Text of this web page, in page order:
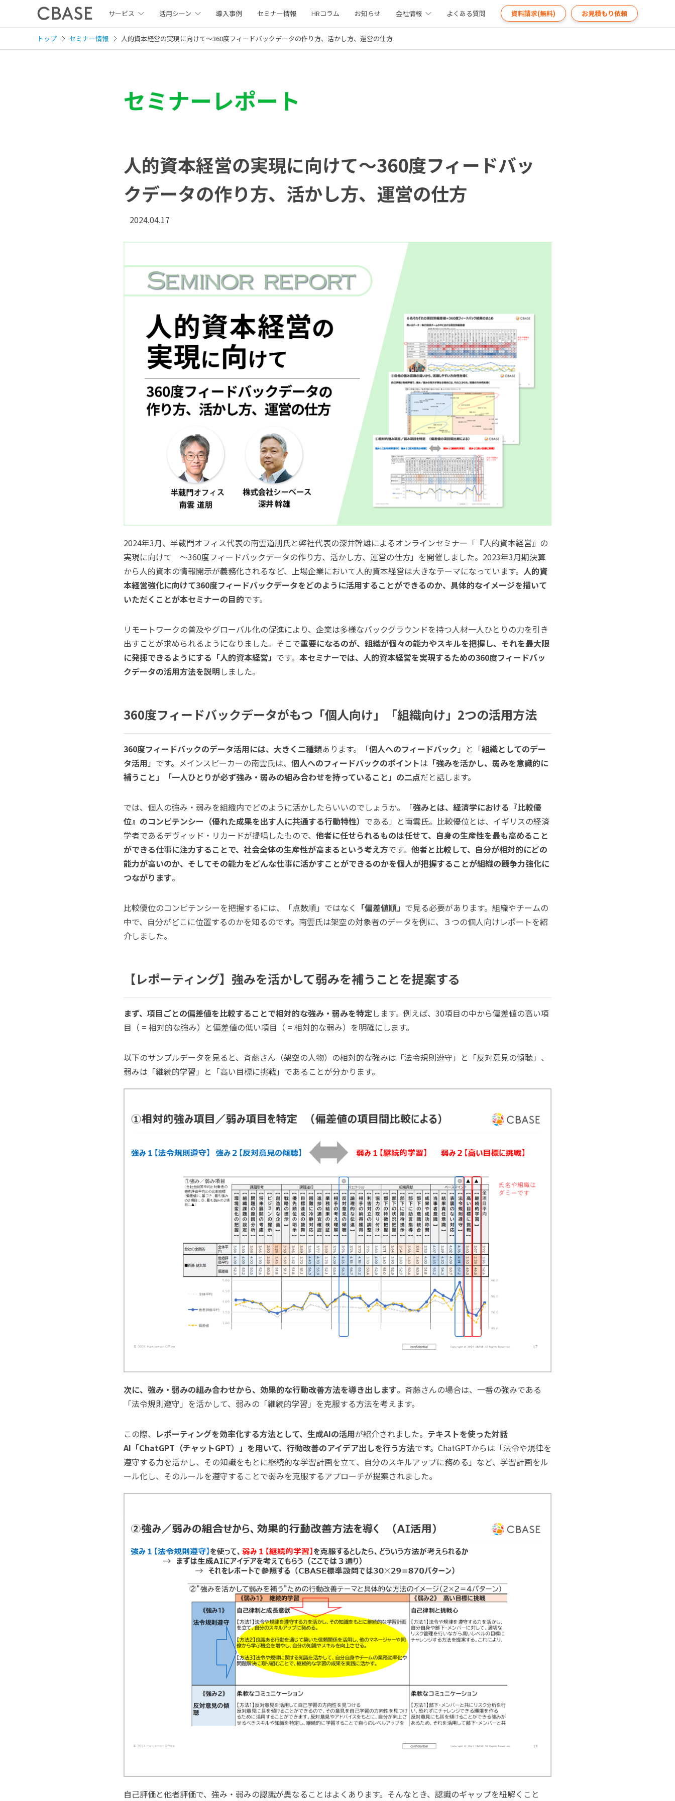
サービス 活用シーン 導入事例 セミナー情報 HRコラム お知らせ 会社情報 よくある質問 資料請求(無料) お見積もり依頼
トップ セミナー情報 人的資本経営の実現に向けて～360度フィードバックデータの作り方、活かし方、運営の仕方
セミナーレポート
人的資本経営の実現に向けて～360度フィードバッ
クデータの作り方、活かし方、運営の仕方
2024.04.17
2024年3月、半蔵門オフィス代表の南雲道朋氏と弊社代表の深井幹雄によるオンラインセミナー「『人的資本経営』の
実現に向けて 〜360度フィードバックデータの作り方、活かし方、運営の仕方」を開催しました。2023年3月期決算
から人的資本の情報開示が義務化されるなど、上場企業において人的資本経営は大きなテーマになっています。 人的資
本経営強化に向けて360度フィードバックデータをどのように活用することができるのか、具体的なイメージを描いて
いただくことが本セミナーの目的です。
リモートワークの普及やグローバル化の促進により、企業は多様なバックグラウンドを持つ人材一人ひとりの力を引き
出すことが求められるようになりました。そこで重要になるのが、組織が個々の能力やスキルを把握し、それを最大限
に発揮できるようにする「人的資本経営」 です。 本セミナーでは、人的資本経営を実現するための360度フィードバッ
クデータの活用方法を説明 しました。
360度フィードバックデータがもつ「個人向け」「組織向け」2つの活用方法
360度フィードバックのデータ活用には、大きく二種類あります。「個人へのフィードバック 」と「組織としてのデー
タ活用 」です。メインスピーカーの南雲氏は、 個人へのフィードバックのポイントは 「強みを活かし、弱みを意識的に
補うこと」「一人ひとりが必ず強み・弱みの組み合わせを持っていること」の二点だと話します。
では、個人の強み・弱みを組織内でどのように活かしたらいいのでしょうか。「強みとは、経済学における『比較優
位』のコンピテンシー（優れた成果を出す人に共通する行動特性） である」と南雲氏。比較優位とは、イギリスの経済
学者であるデヴィッド・リカードが提唱したもので、 他者に任せられるものは任せて、自身の生産性を最も高めること
ができる仕事に注力することで、社会全体の生産性が高まるという考え方です。 他者と比較して、自分が相対的にどの
能力が高いのか、そしてその能力をどんな仕事に活かすことができるのかを個人が把握することが組織の競争力強化に
つながります。
比較優位のコンピテンシーを把握するには、「点数順」ではなく 「偏差値順」 で見る必要があります。組織やチームの
中で、自分がどこに位置するのかを知るのです。南雲氏は架空の対象者のデータを例に、３つの個人向けレポートを紹
介しました。
【レポーティング】強みを活かして弱みを補うことを提案する
まず、項目ごとの偏差値を比較することで相対的な強み・弱みを特定します。例えば、30項目の中から偏差値の高い項
目（ = 相対的な強み）と偏差値の低い項目（ = 相対的な弱み）を明確にします。
以下のサンプルデータを見ると、斉藤さん（架空の人物）の相対的な強みは「法令規則遵守」と「反対意見の傾聴」、
弱みは「継続的学習」と「高い目標に挑戦」であることが分かります。
次に、強み・弱みの組み合わせから、効果的な行動改善方法を導き出します。斉藤さんの場合は、一番の強みである
「法令規則遵守」を活かして、弱みの「継続的学習」を克服する方法を考えます。
この際、 レポーティングを効率化する方法として、生成AIの活用が紹介されました。 テキストを使った対話
AI「ChatGPT（チャットGPT）」を用いて、行動改善のアイデア出しを行う方法です。ChatGPTからは「法令や規律を
遵守する力を活かし、その知識をもとに継続的な学習計画を立て、自分のスキルアップに務める」など、学習計画をル
ール化し、そのルールを遵守することで弱みを克服するアプローチが提案されました。
自己評価と他者評価で、強み・弱みの認識が異なることはよくあります。そんなとき、認識のギャップを紐解くこと